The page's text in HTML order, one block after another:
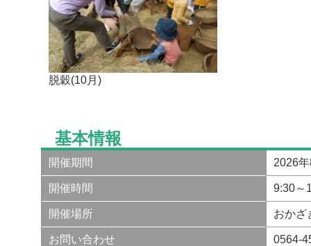
脱穀(10月)
基本情報
開催期間 2026
開催時間 9:30～
開催場所 おかざ
お問い合わせ 0564-